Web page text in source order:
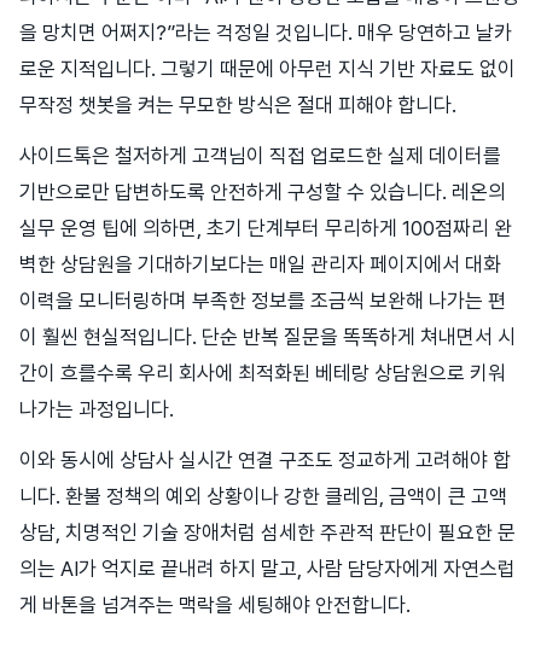
을 망치면 어쩌지?”라는 걱정일 것입니다. 매우 당연하고 날카
로운 지적입니다. 그렇기 때문에 아무런 지식 기반 자료도 없이
무작정 챗봇을 켜는 무모한 방식은 절대 피해야 합니다.
사이드톡은 철저하게 고객님이 직접 업로드한 실제 데이터를
기반으로만 답변하도록 안전하게 구성할 수 있습니다. 레온의
실무 운영 팁에 의하면, 초기 단계부터 무리하게 100점짜리 완
벽한 상담원을 기대하기보다는 매일 관리자 페이지에서 대화
이력을 모니터링하며 부족한 정보를 조금씩 보완해 나가는 편
이 훨씬 현실적입니다. 단순 반복 질문을 똑똑하게 쳐내면서 시
간이 흐를수록 우리 회사에 최적화된 베테랑 상담원으로 키워
나가는 과정입니다.
이와 동시에 상담사 실시간 연결 구조도 정교하게 고려해야 합
니다. 환불 정책의 예외 상황이나 강한 클레임, 금액이 큰 고액
상담, 치명적인 기술 장애처럼 섬세한 주관적 판단이 필요한 문
의는 AI가 억지로 끝내려 하지 말고, 사람 담당자에게 자연스럽
게 바톤을 넘겨주는 맥락을 세팅해야 안전합니다.